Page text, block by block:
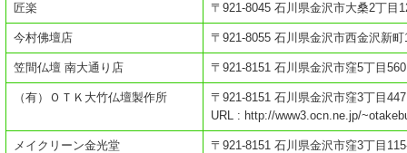
匠楽 〒921-8045 石川県金沢市大桑2丁目
今村佛壇店 〒921-8055 石川県金沢市西金沢新町
笠間仏壇 南大通り店 〒921-8151 石川県金沢市窪5丁目560
（有）ＯＴＫ大竹仏壇製作所
〒921-8151 石川県金沢市窪3丁目447
URL : http://www3.ocn.ne.jp/
メイクリーン金光堂 〒921-8151 石川県金沢市窪3丁目